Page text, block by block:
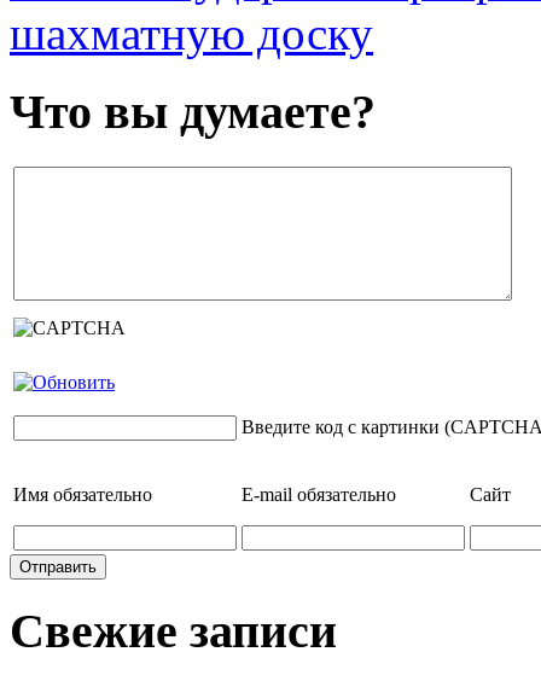
шахматную доску
Что вы думаете?
Введите код с картинки
Имя обязательно E-mail обязательно Сайт
Свежие записи